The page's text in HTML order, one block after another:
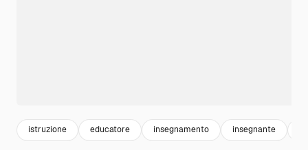
istruzione educatore insegnamento insegnante